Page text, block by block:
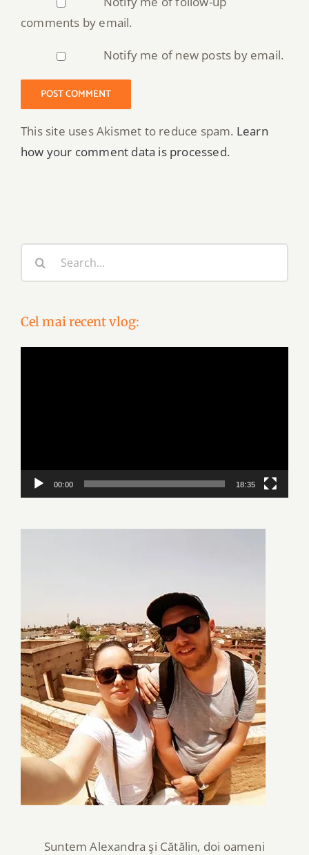
comments by email.
Notify me of new posts by email.
This site uses Akismet to reduce spam. Learn
how your comment data is processed.
Cel mai recent vlog:
00:00 18:35
Suntem Alexandra şi Cătălin, doi oameni